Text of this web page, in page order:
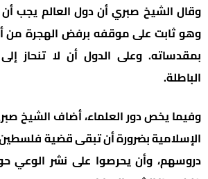
وقال الشيخ صبري أن دول العالم يجب أن
وهو ثابت على موقفه برفض الهجرة من
بمقدساته. وعلى الدول أن لا تنحاز إلى
الباطلة.
وفيما يخص دور العلماء، أضاف الشيخ
الإسلامية بضرورة أن تبقى قضية
دروسهم، وأن يحرصوا على نشر الوعي